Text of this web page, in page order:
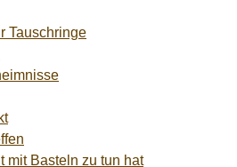
Tauschringe
mit Basteln zu tun hat